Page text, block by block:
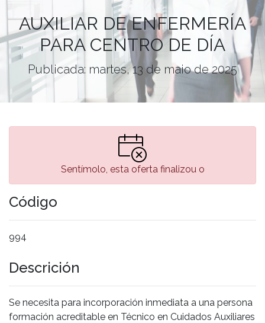
AUXILIAR DE ENFERMERÍA
PARA CENTRO DE DÍA
Publicada: martes, 13 de maio de 2025
Sentímolo, esta oferta finalizou o
Código
994
Descrición
Se necesita para incorporación inmediata a una persona
formación acreditable en Técnico en Cuidados Auxiliares